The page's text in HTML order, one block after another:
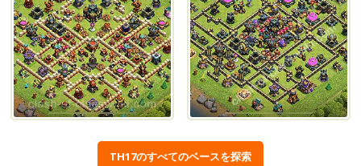
TH17のすべてのベースを探索